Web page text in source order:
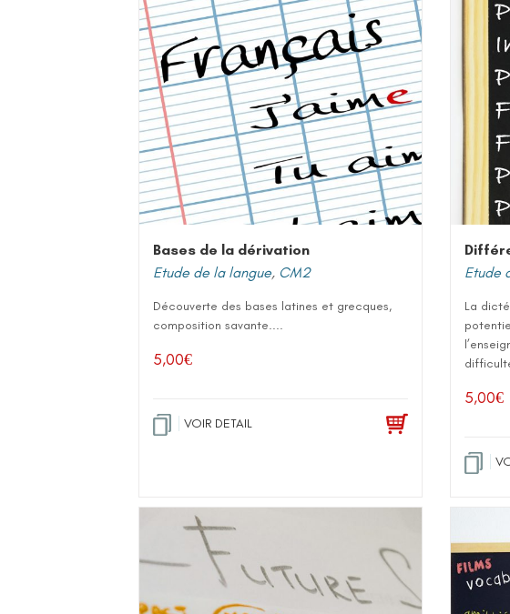
Bases de la dérivation
Etude de la langue, CM2
Découverte des bases latines et grecques,
composition savante....
5,00€
VOIR DETAIL
Etude
La
5,00€